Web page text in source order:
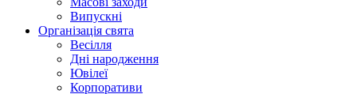
Випускні
Організація свята
Весілля
Дні народження
Ювілеї
Корпоративи